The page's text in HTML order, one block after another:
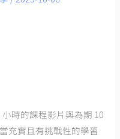
時的課程影片與為期 10
充實且有挑戰性的學習